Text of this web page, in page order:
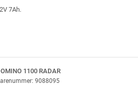
7Ah.
1100 RADAR
9088095